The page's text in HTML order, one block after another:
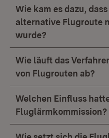
Wie kam es dazu,
alternative Flugroute
wurde?
Wie läuft das
von Flugrouten ab?
Welchen Einfluss
Fluglärmkommission?